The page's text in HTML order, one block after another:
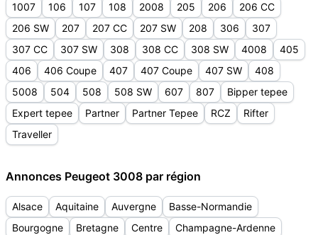
1007 106 107 108 2008 205 206
206 CC
206 SW
207 207 CC 207 SW 208 306
307
307 CC
307 SW 308 308 CC 308 SW 4008
405
406
406 Coupe 407 407 Coupe 407 SW
408
5008
504 508 508 SW 607 807
Bipper tepee
Expert tepee
Partner Partner Tepee RCZ
Rifter
Traveller
Annonces Peugeot 3008 par région
Alsace Aquitaine Auvergne
Basse-Normandie
Bourgogne
Bretagne Centre
Champagne-Ardenne